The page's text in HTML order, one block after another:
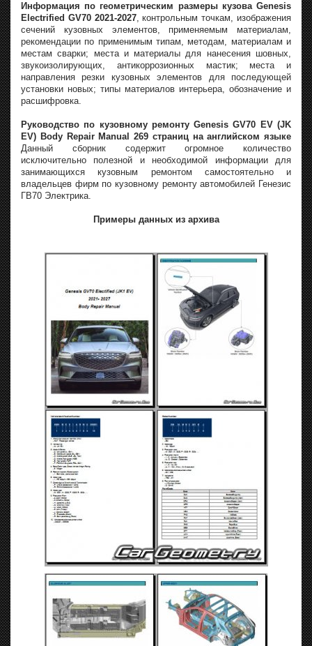
Информация по геометрическим размеры кузова Genesis
Electrified GV70 2021-2027, контрольным точкам, изображения
сечений кузовных элементов, применяемым материалам,
рекомендации по применимым типам, методам, материалам и
местам сварки; места и материалы для нанесения шовных,
звукоизолирующих, антикоррозионных мастик; места и
направления резки кузовных элементов для последующей
установки новых; типы материалов интерьера, обозначение и
расшифровка.
Руководство по кузовному ремонту Genesis GV70 EV (JK
EV) Body Repair Manual 269 страниц на английском языке
Данный сборник содержит огромное количество
исключительно полезной и необходимой информации для
занимающихся кузовным ремонтом самостоятельно и
владельцев фирм по кузовному ремонту автомобилей Генезис
ГВ70 Электрика.
Примеры данных из архива